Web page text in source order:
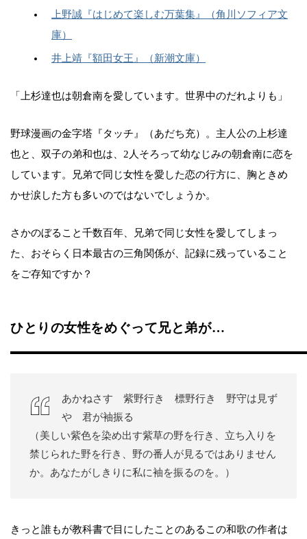
上野誠『はじめて楽しむ万葉集』（角川ソフィア文
庫）
井上靖『額田女王』（新潮文庫）
「上杉達也は朝倉南を愛しています。世界中のだれよりも」
野球漫画の金字塔『タッチ』（あだち充）。主人公の上杉達
也と、双子の弟和也は、2人そろって幼なじみの朝倉南に恋を
しています。兄弟で同じ女性を愛した恋の行方に、胸ときめ
かせ涙した方も多いのではないでしょうか。
さかのぼること千数百年、兄弟で同じ女性を愛してしまっ
た、おそらく日本最古の三角関係が、記録に残っていること
をご存知ですか？
ひとりの女性をめぐって兄と弟が…
あかねさす 紫野行き 標野行き 野守は見ず
や 君が袖振る
（美しい紫色を染め出す紫草の野を行き、立ち入りを
禁じられた野を行き、野の番人が見るではありません
か。あなたがしきりに私に袖を振るのを。）
きっと誰もが教科書で目にしたことのあるこの和歌の作者は